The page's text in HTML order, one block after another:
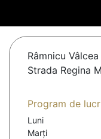
Râmnicu Vâlcea
Strada Regina
Program de
Luni
Marți